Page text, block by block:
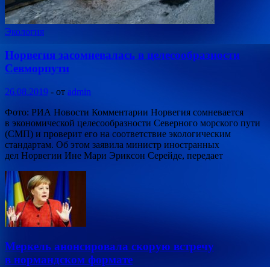
Экология
Норвегия засомневалась в целесообразности
Севморпути
26.08.2019 - от admin
Фото: РИА Новости Комментарии Норвегия сомневается
в экономической целесообразности Северного морского пути
(СМП) и проверит его на соответствие экологическим
стандартам. Об этом заявила министр иностранных
дел Норвегии Ине Мари Эриксон Серейде, передает
Меркель анонсировала скорую встречу
в нормандском формате